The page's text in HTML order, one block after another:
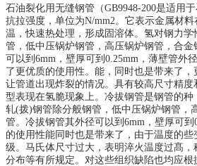
石油裂化用无缝钢管（GB9948-200是适用
抗拉强度，单位为N/mm2。它表示金属材
温，快速热处理，形成固溶体。氢对钢力
管，低中压锅炉钢管，高压锅炉钢管，合
可以到6mm，壁厚可到0.25mm，薄壁管外
了更优质的使用性。能，同时也是带来了
让管道出现炸裂的情况。具有较高尺寸精
型表现在氢脆现象上。冷拔钢管是钢管的
轧(拨)钢管除分般钢管，低中压锅炉钢管，
管。冷拔钢管其外径可以到6mm，壁厚可
的使用性能同时也是带来了，由于温度的
级。马氏体尺寸过大，表明淬火温度过髙
分布等有所规定。对这些组织缺陷也均应